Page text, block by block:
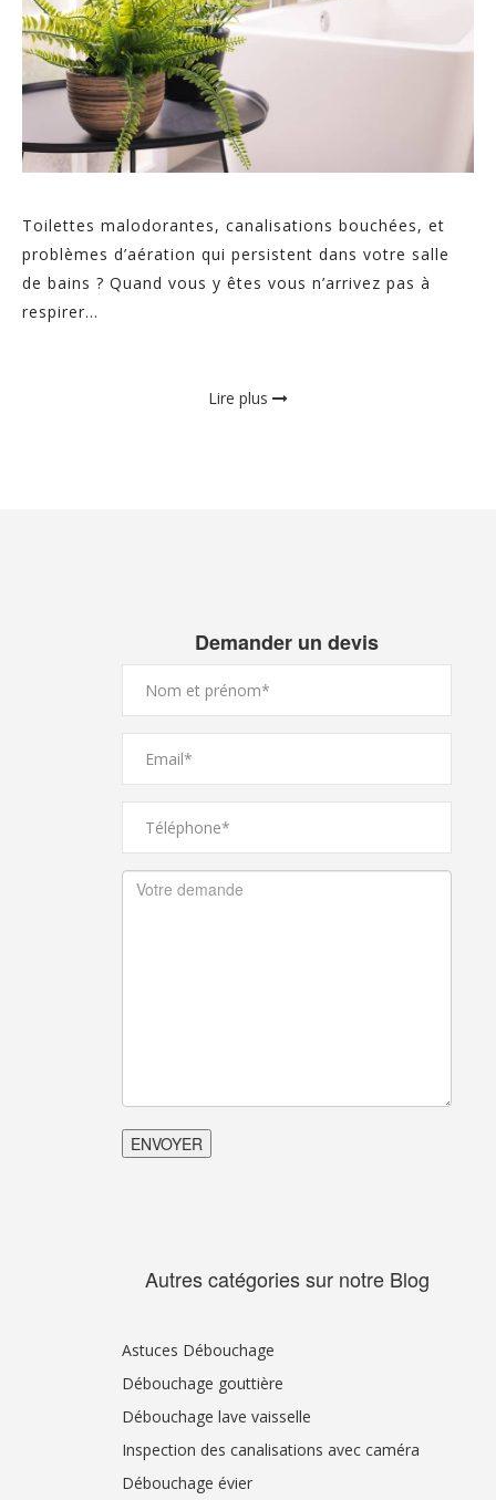
Toilettes malodorantes, canalisations bouchées, et
problèmes d’aération qui persistent dans votre salle
de bains ? Quand vous y êtes vous n’arrivez pas à
respirer...
Lire plus
Demander un devis
Autres catégories sur notre Blog
Astuces Débouchage
Débouchage gouttière
Débouchage lave vaisselle
Inspection des canalisations avec caméra
Débouchage évier